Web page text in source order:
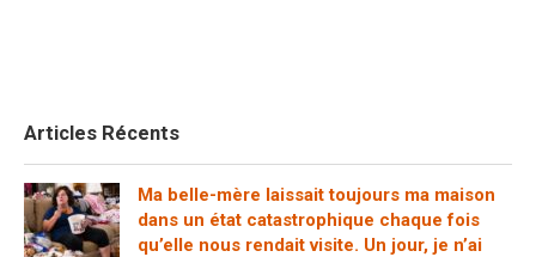
Articles Récents
Ma belle-mère laissait toujours ma maison
dans un état catastrophique chaque fois
qu’elle nous rendait visite. Un jour, je n’ai